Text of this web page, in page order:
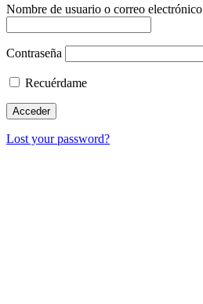
Nombre de usuario o correo electrónico
Contraseña
Recuérdame
Lost your password?